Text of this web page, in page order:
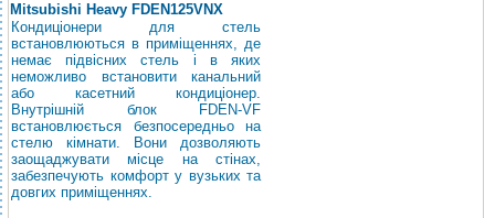
Mitsubishi Heavy FDEN125VNX
Кондиціонери для стель
встановлюються в приміщеннях, де
немає підвісних стель і в яких
неможливо встановити канальний
або касетний кондиціонер.
Внутрішній блок FDEN-VF
встановлюється безпосередньо на
стелю кімнати. Вони дозволяють
заощаджувати місце на стінах,
забезпечують комфорт у вузьких та
довгих приміщеннях.